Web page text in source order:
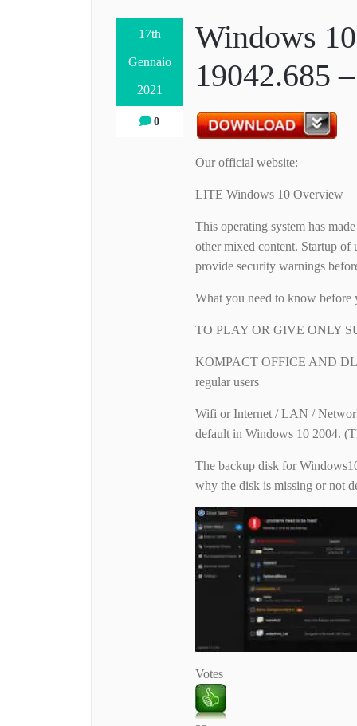
17th
Gennaio
2021
0
Windows
19042.685
Our official website:
LITE Windows 10 Overview
This operating system has
other mixed content. Startup of
provide security warnings
What you need to know before
TO PLAY OR GIVE ONLY
KOMPACT OFFICE AND
regular users
Wifi or Internet / LAN /
default in Windows 10 2004.
The backup disk for
why the disk is missing or not
Votes